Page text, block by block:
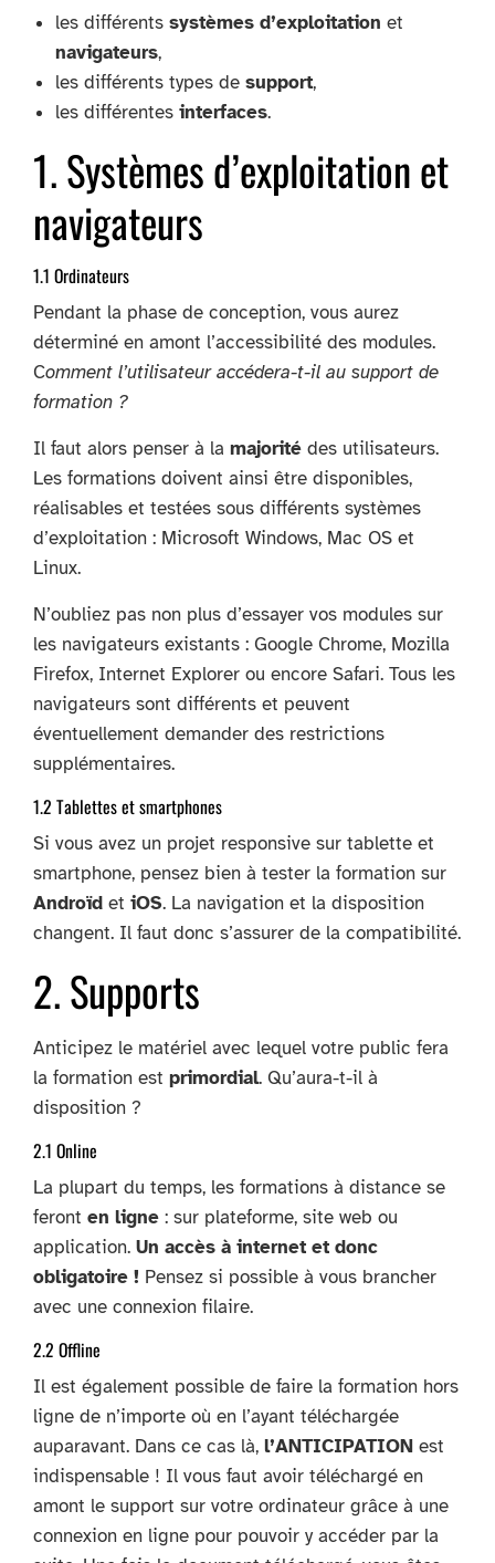
les différents systèmes d’exploitation et
navigateurs,
les différents types de support,
les différentes interfaces.
1. Systèmes d’exploitation et
navigateurs
1.1 Ordinateurs
Pendant la phase de conception, vous aurez
déterminé en amont l’accessibilité des modules.
Comment l’utilisateur accédera-t-il au support de
formation ?
Il faut alors penser à la majorité des utilisateurs.
Les formations doivent ainsi être disponibles,
réalisables et testées sous différents systèmes
d’exploitation : Microsoft Windows, Mac OS et
Linux.
N’oubliez pas non plus d’essayer vos modules sur
les navigateurs existants : Google Chrome, Mozilla
Firefox, Internet Explorer ou encore Safari. Tous les
navigateurs sont différents et peuvent
éventuellement demander des restrictions
supplémentaires.
1.2 Tablettes et smartphones
Si vous avez un projet responsive sur tablette et
smartphone, pensez bien à tester la formation sur
Androïd et iOS. La navigation et la disposition
changent. Il faut donc s’assurer de la compatibilité.
2. Supports
Anticipez le matériel avec lequel votre public fera
la formation est primordial. Qu’aura-t-il à
disposition ?
2.1 Online
La plupart du temps, les formations à distance se
feront en ligne : sur plateforme, site web ou
application. Un accès à internet et donc
obligatoire ! Pensez si possible à vous brancher
avec une connexion filaire.
2.2 Offline
Il est également possible de faire la formation hors
ligne de n’importe où en l’ayant téléchargée
auparavant. Dans ce cas là, l’ANTICIPATION est
indispensable ! Il vous faut avoir téléchargé en
amont le support sur votre ordinateur grâce à une
connexion en ligne pour pouvoir y accéder par la